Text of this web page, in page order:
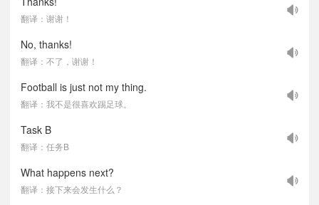
翻译：谢谢！
No, thanks!
翻译：不了，谢谢！
Football is just not my thing.
翻译：我不是很喜欢踢足球。
Task B
翻译：任务B
What happens next?
翻译：接下来会发生什么？